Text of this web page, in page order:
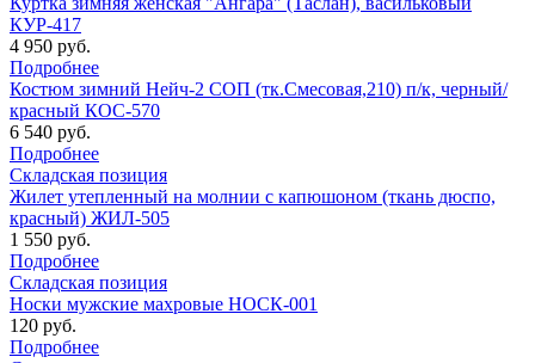
КУР-417
4 950 руб.
Подробнее
Костюм зимний Нейч-2 СОП (тк.Смесовая,210) п/к, черный/
красный КОС-570
6 540 руб.
Подробнее
Складская позиция
Жилет утепленный на молнии с капюшоном (ткань дюспо,
красный) ЖИЛ-505
1 550 руб.
Подробнее
Складская позиция
Носки мужские махровые НОСК-001
120 руб.
Подробнее